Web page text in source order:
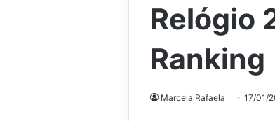
Relógio
Ranking
Marcela Rafaela 17/01/